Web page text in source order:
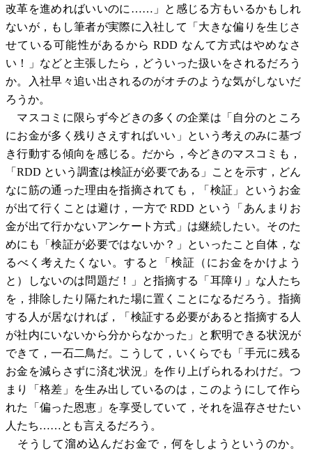
改革を進めればいいのに……」と感じる方もいるかもしれ
ないが，もし筆者が実際に入社して「大きな偏りを生じさ
せている可能性があるから RDD なんて方式はやめなさ
い！」などと主張したら，どういった扱いをされるだろう
か。入社早々追い出されるのがオチのような気がしないだ
ろうか。
マスコミに限らず今どきの多くの企業は「自分のところ
にお金が多く残りさえすればいい」という考えのみに基づ
き行動する傾向を感じる。だから，今どきのマスコミも，
「RDD という調査は検証が必要である」ことを示す，どん
なに筋の通った理由を指摘されても，「検証」というお金
が出て行くことは避け，一方で RDD という「あんまりお
金が出て行かないアンケート方式」は継続したい。そのた
めにも「検証が必要ではないか？」といったこと自体，な
るべく考えたくない。すると「検証（にお金をかけよう
と）しないのは問題だ！」と指摘する「耳障り」な人たち
を，排除したり隔たれた場に置くことになるだろう。指摘
する人が居なければ，「検証する必要があると指摘する人
が社内にいないから分からなかった」と釈明できる状況が
できて，一石二鳥だ。こうして，いくらでも「手元に残る
お金を減らさずに済む状況」を作り上げられるわけだ。つ
まり「格差」を生み出しているのは，このようにして作ら
れた「偏った恩恵」を享受していて，それを温存させたい
人たち……とも言えるだろう。
そうして溜め込んだお金で，何をしようというのか。